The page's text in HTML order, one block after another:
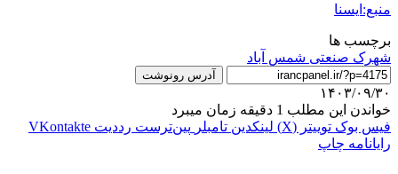
منبع:ایسنا
برچسب ها
شهرک صنعتی شمس ‌آباد
آدرس رونوشت
۱۴۰۳/۰۹/۳۰
خواندن این مطلب 1 دقیقه زمان میبرد
فیس بوک توییتر (X) لینکدین ‫تامبلر ‫پین‌ترست ‫رددیت ‫VKontakte
رایانامه چاپ